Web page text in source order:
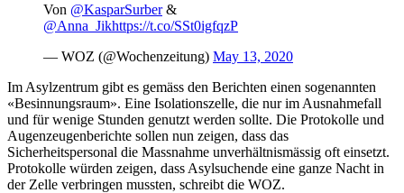
Von @KasparSurber&
@Anna_Jikhttps://t.co/SSt0igfqzP
— WOZ (@Wochenzeitung) May 13, 2020
Im Asylzentrum gibt es gemäss den Berichten einen sogenannten
«Besinnungsraum». Eine Isolationszelle, die nur im Ausnahmefall
und für wenige Stunden genutzt werden sollte. Die Protokolle und
Augenzeugenberichte sollen nun zeigen, dass das
Sicherheitspersonal die Massnahme unverhältnismässig oft einsetzt.
Protokolle würden zeigen, dass Asylsuchende eine ganze Nacht in
der Zelle verbringen mussten, schreibt die WOZ.